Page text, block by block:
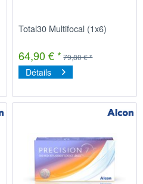
Total30 Multifocal (1x6)
64,90 € * 79,80 € *
Détails